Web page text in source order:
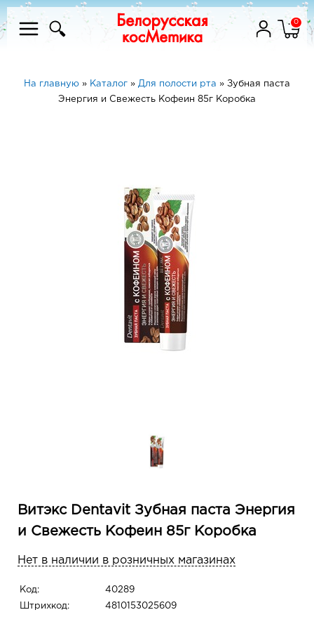
0
На главную » Каталог » Для полости рта » Зубная паста
Энергия и Свежесть Кофеин 85г Коробка
Витэкс Dentavit Зубная паста Энергия
и Свежесть Кофеин 85г Коробка
Нет в наличии в розничных магазинах
Код: 40289
Штрихкод: 4810153025609